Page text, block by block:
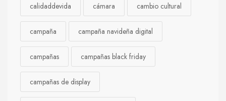
calidaddevida cámara cambio cultural
campaña campaña navideña digital
campañas campañas black friday
campañas de display